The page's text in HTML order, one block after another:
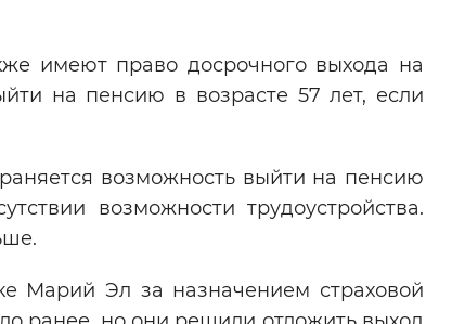
имеют право досрочного выхода на
на пенсию в возрасте 57 лет, если
возможность выйти на пенсию
возможности трудоустройства.
Марий Эл за назначением страховой